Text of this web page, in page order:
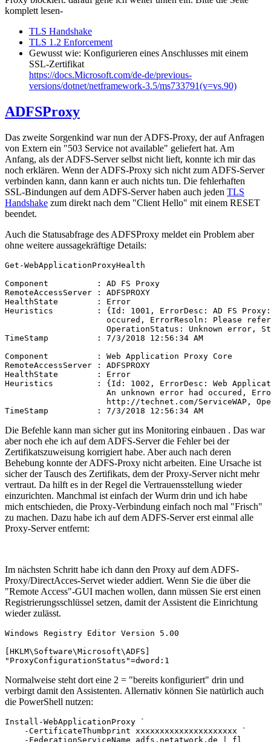
komplett lesen-
TLS Handshake
TLS 1.2 Enforcement
Gewusst wie: Konfigurieren eines Anschlusses mit einem
SSL-Zertifikat
https://docs.Microsoft.com/de-de/previous-
versions/dotnet/netframework-3.5/ms733791(v=vs.90)
ADFSProxy
Das zweite Sorgenkind war nun der ADFS-Proxy, der auf Anfragen
von Extern ein "503 Service not available" geliefert hat. Am
Anfang, als der ADFS-Server selbst nicht lieft, konnte ich mir das
noch erklären. Wenn der ADFS-Proxy sich nicht zum ADFS-Server
verbinden kann, dann kann er auch nichts tun. Die fehlerhaften
SSL-Bindungen auf dem ADFS-Server haben auch jeden TLS
Handshake zum direkt nach dem "Client Hello" mit einem RESET
beendet.
Auch die Statusabfrage des ADFSProxy meldet ein Problem aber
ohne weitere aussagekräftige Details:
Get-WebApplicationProxyHealth
Component          : AD FS Proxy
RemoteAccessServer : ADFSPROXY
HealthState        : Error
Heuristics         : {Id: 1001, ErrorDesc: AD FS Proxy:
occured, ErrorResoln: Please
OperationStatus: Unknown error,
TimeStamp          : 7/3/2018 12:56:34 AM
Component          : Web Application Proxy Core
RemoteAccessServer : ADFSPROXY
HealthState        : Error
Heuristics         : {Id: 1002, ErrorDesc: Web
An unknown error had occured,
http://technet.com/ServiceWAP,
TimeStamp          : 7/3/2018 12:56:34 AM
Die Befehle kann man sicher gut ins Monitoring einbauen . Das war
aber noch ehe ich auf dem ADFS-Server die Fehler bei der
Zertifikatszuweisung korrigiert habe. Aber auch nach deren
Behebung konnte der ADFS-Proxy nicht arbeiten. Eine Ursache ist
sicher der Tausch des Zertifikats, dem der Proxy-Server nicht mehr
vertraut. Da hilft es in der Regel die Vertrauensstellung wieder
einzurichten. Manchmal ist einfach der Wurm drin und ich habe
mich entschieden, die Proxy-Verbindung einfach noch mal "Frisch"
zu machen. Dazu habe ich auf dem ADFS-Server erst einmal alle
Proxy-Server entfernt:
Im nächsten Schritt habe ich dann den Proxy auf dem ADFS-
Proxy/DirectAcces-Servet wieder addiert. Wenn Sie die über die
"Remote Access"-GUI machen wollen, dann müssen Sie erst einen
Registrierungsschlüssel setzen, damit der Assistent die Einrichtung
wieder zulässt.
Windows Registry Editor Version 5.00
[HKLM\Software\Microsoft\ADFS]
"ProxyConfigurationStatus"=dword:1
Normalweise steht dort eine 2 = "bereits konfiguriert" drin und
verbirgt damit den Assistenten. Allernativ können Sie natürlich auch
die PowerShell nutzen:
Install-WebApplicationProxy `
    -CertificateThumbprint xxxxxxxxxxxxxxxxxxxxx `
    -FederationServiceName adfs.netatwork.de | fl